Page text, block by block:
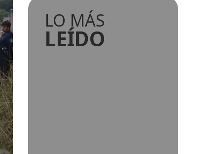
LO MÁS
LEÍDO